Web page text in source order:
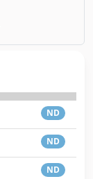
ND
ND
ND